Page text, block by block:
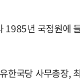
1985년 국정원에
한국당 사무총장,